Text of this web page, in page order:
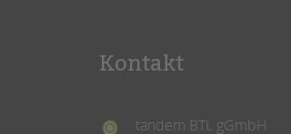
Kontakt
tandem BTL gGmbH